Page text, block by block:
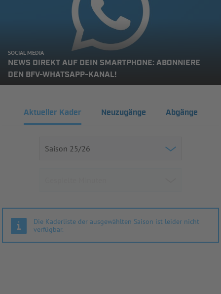
SOCIAL MEDIA
NEWS DIREKT AUF DEIN SMARTPHONE: ABONNIERE
DEN BFV-WHATSAPP-KANAL!
Aktueller Kader Neuzugänge Abgänge
Die Kaderliste der ausgewählten Saison ist leider nicht
verfügbar.